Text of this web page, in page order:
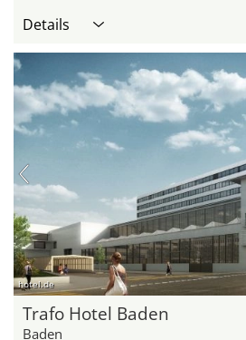
Details
hotel.de
Trafo Hotel Baden
Baden